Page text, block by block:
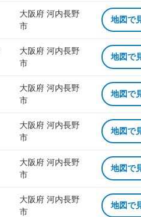
大阪府 河内長野
市
地図で
大阪府 河内長野
市
地図で
大阪府 河内長野
市
地図で
大阪府 河内長野
市
地図で
大阪府 河内長野
市
地図で
大阪府 河内長野
市
地図で